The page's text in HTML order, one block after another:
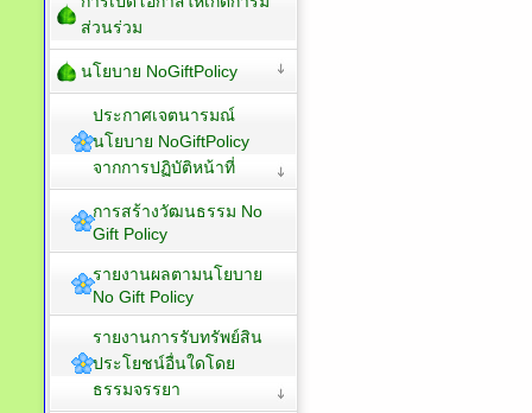
ส่วนร่วม
นโยบาย NoGiftPolicy
ประกาศเจตนารมณ์
นโยบาย NoGiftPolicy
จากการปฏิบัติหน้าที่
การสร้างวัฒนธรรม No
Gift Policy
รายงานผลตามนโยบาย
No Gift Policy
รายงานการรับทรัพย์สิน
ประโยชน์อื่นใดโดย
ธรรมจรรยา